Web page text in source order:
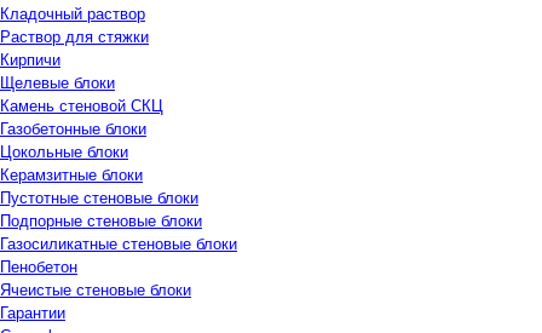
Кладочный раствор
Раствор для стяжки
Кирпичи
Щелевые блоки
Камень стеновой СКЦ
Газобетонные блоки
Цокольные блоки
Керамзитные блоки
Пустотные стеновые блоки
Подпорные стеновые блоки
Газосиликатные стеновые блоки
Пенобетон
Ячеистые стеновые блоки
Гарантии